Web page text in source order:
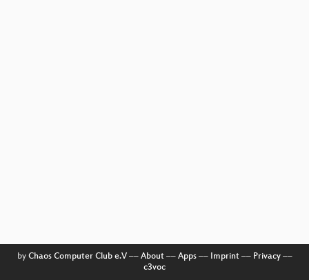
by Chaos Computer Club e.V–– About–– Apps–– Imprint–– Privacy––
c3voc